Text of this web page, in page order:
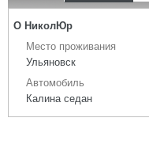
О НиколЮр
Место проживания
Ульяновск
Автомобиль
Калина седан